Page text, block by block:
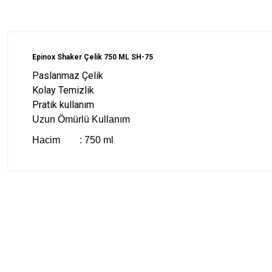
Epinox Shaker Çelik 750 ML SH-75
Paslanmaz Çelik
Kolay Temizlik
Pratik kullanım
Uzun Ömürlü Kullanım
Hacim : 750 ml